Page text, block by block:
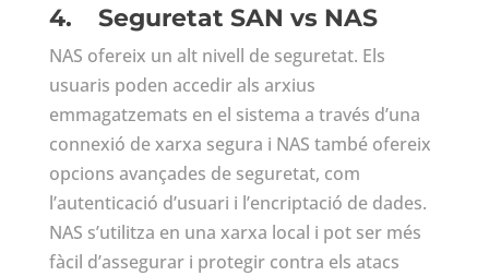
4. Seguretat SAN vs NAS
NAS ofereix un alt nivell de seguretat. Els
usuaris poden accedir als arxius
emmagatzemats en el sistema a través d’una
connexió de xarxa segura i NAS també ofereix
opcions avançades de seguretat, com
l’autenticació d’usuari i l’encriptació de dades.
NAS s’utilitza en una xarxa local i pot ser més
fàcil d’assegurar i protegir contra els atacs